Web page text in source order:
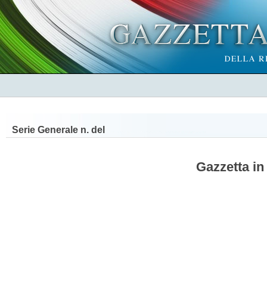
Serie Generale n. del
Gazzetta